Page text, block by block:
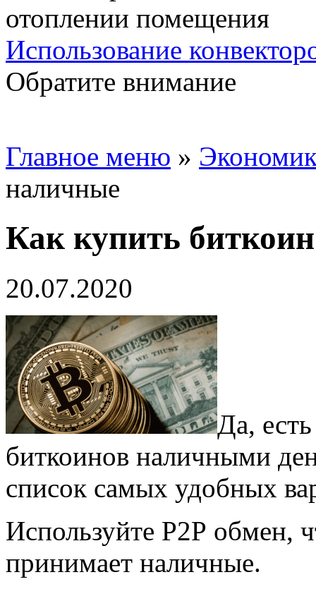
Использование
Обратите внимание
Главное меню »
наличные
Как купить
20.07.2020
Да,
биткоинов наличными
список самых удобных
Используйте Р2Р обмен,
принимает наличные.